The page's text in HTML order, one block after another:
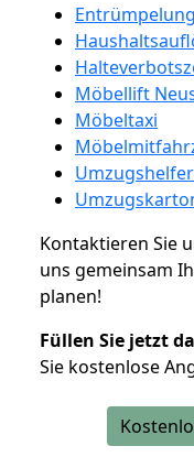
Entrümpelung
Möbellift
Möbeltaxi
Kontaktieren Sie
uns gemeinsam
planen!
Füllen Sie jetzt
Sie kostenlose